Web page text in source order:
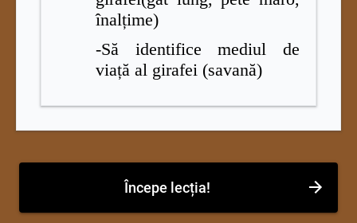
înalțime)
-Să identifice mediul de
viață al girafei (savană)
Începe lecția!